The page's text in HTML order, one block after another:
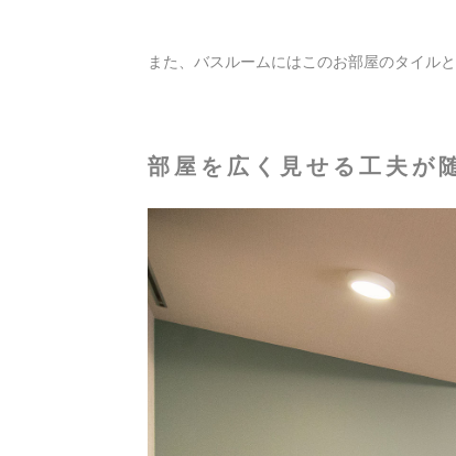
また、バスルームにはこのお部屋のタイル
部屋を広く見せる工夫が